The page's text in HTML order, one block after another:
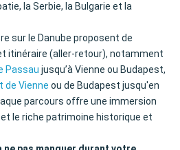
la Serbie, la Bulgarie et la
sur le Danube proposent de
itinéraire (aller-retour), notamment
Passau jusqu’à Vienne ou Budapest,
de Vienne ou de Budapest jusqu'en
parcours offre une immersion
le riche patrimoine historique et